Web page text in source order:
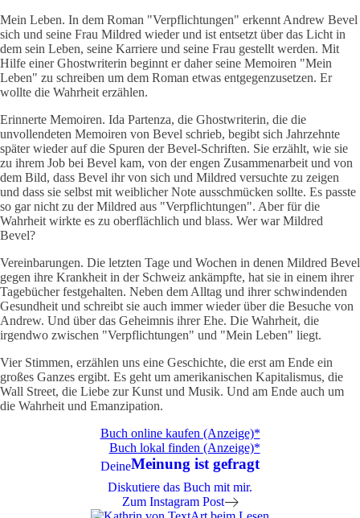
Mein Leben. In dem Roman "Verpflichtungen" erkennt Andrew Bevel
sich und seine Frau Mildred wieder und ist entsetzt über das Licht in
dem sein Leben, seine Karriere und seine Frau gestellt werden. Mit
Hilfe einer Ghostwriterin beginnt er daher seine Memoiren "Mein
Leben" zu schreiben um dem Roman etwas entgegenzusetzen. Er
wollte die Wahrheit erzählen.
Erinnerte Memoiren. Ida Partenza, die Ghostwriterin, die die
unvollendeten Memoiren von Bevel schrieb, begibt sich Jahrzehnte
später wieder auf die Spuren der Bevel-Schriften. Sie erzählt, wie sie
zu ihrem Job bei Bevel kam, von der engen Zusammenarbeit und von
dem Bild, dass Bevel ihr von sich und Mildred versuchte zu zeigen
und dass sie selbst mit weiblicher Note ausschmücken sollte. Es passte
so gar nicht zu der Mildred aus "Verpflichtungen". Aber für die
Wahrheit wirkte es zu oberflächlich und blass. Wer war Mildred
Bevel?
Vereinbarungen. Die letzten Tage und Wochen in denen Mildred Bevel
gegen ihre Krankheit in der Schweiz ankämpfte, hat sie in einem ihrer
Tagebücher festgehalten. Neben dem Alltag und ihrer schwindenden
Gesundheit und schreibt sie auch immer wieder über die Besuche von
Andrew. Und über das Geheimnis ihrer Ehe. Die Wahrheit, die
irgendwo zwischen "Verpflichtungen" und "Mein Leben" liegt.
Vier Stimmen, erzählen uns eine Geschichte, die erst am Ende ein
großes Ganzes ergibt. Es geht um amerikanischen Kapitalismus, die
Wall Street, die Liebe zur Kunst und Musik. Und am Ende auch um
die Wahrheit und Emanzipation.
Buch online kaufen (Anzeige)*
Buch lokal finden (Anzeige)*
DeineMeinung ist gefragt
Diskutiere das Buch mit mir.
Zum Instagram Post